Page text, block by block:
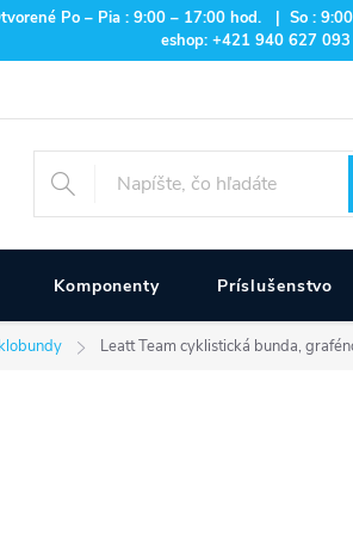
Po – Pia : 9:00 – 17:00 hod. | So :
eshop: +421 940 627 093
Komponenty Príslušenstvo
Leatt Team cyklistická bunda,